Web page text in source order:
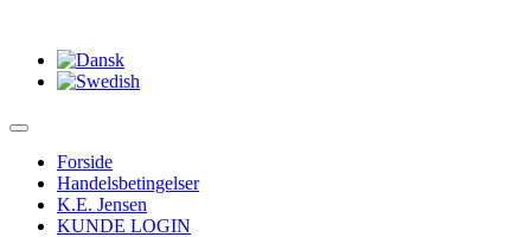
Forside
Handelsbetingelser
K.E. Jensen
KUNDE LOGIN